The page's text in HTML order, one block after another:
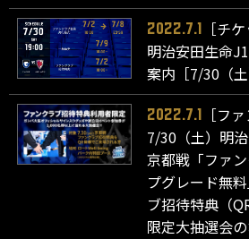
2022.7.1
［チ
明治安田生命
案内［7/30（土
2022.7.1
［フ
7/30（土）明
京都戦「ファ
プグレード無
ブ招待特典（
限定大抽選会